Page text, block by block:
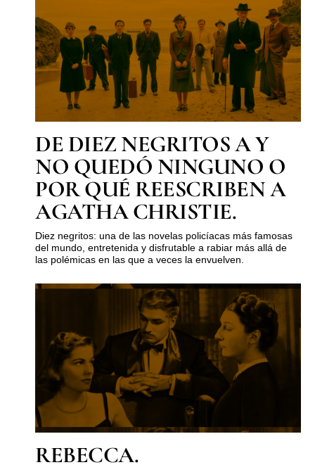
DE DIEZ NEGRITOS A Y
NO QUEDÓ NINGUNO O
POR QUÉ REESCRIBEN A
AGATHA CHRISTIE.
Diez negritos: una de las novelas policíacas más famosas
del mundo, entretenida y disfrutable a rabiar más allá de
las polémicas en las que a veces la envuelven.
REBECCA.